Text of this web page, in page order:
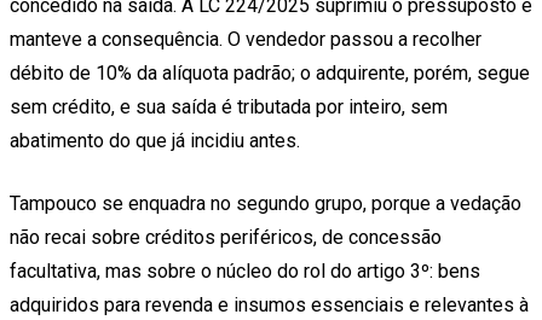
concedido na saída. A LC 224/2025 suprimiu o pressuposto e
manteve a consequência. O vendedor passou a recolher
débito de 10% da alíquota padrão; o adquirente, porém, segue
sem crédito, e sua saída é tributada por inteiro, sem
abatimento do que já incidiu antes.
Tampouco se enquadra no segundo grupo, porque a vedação
não recai sobre créditos periféricos, de concessão
facultativa, mas sobre o núcleo do rol do artigo 3º: bens
adquiridos para revenda e insumos essenciais e relevantes à